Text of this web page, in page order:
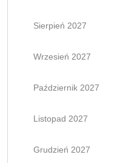
Sierpień 2027
Wrzesień 2027
Październik 2027
Listopad 2027
Grudzień 2027